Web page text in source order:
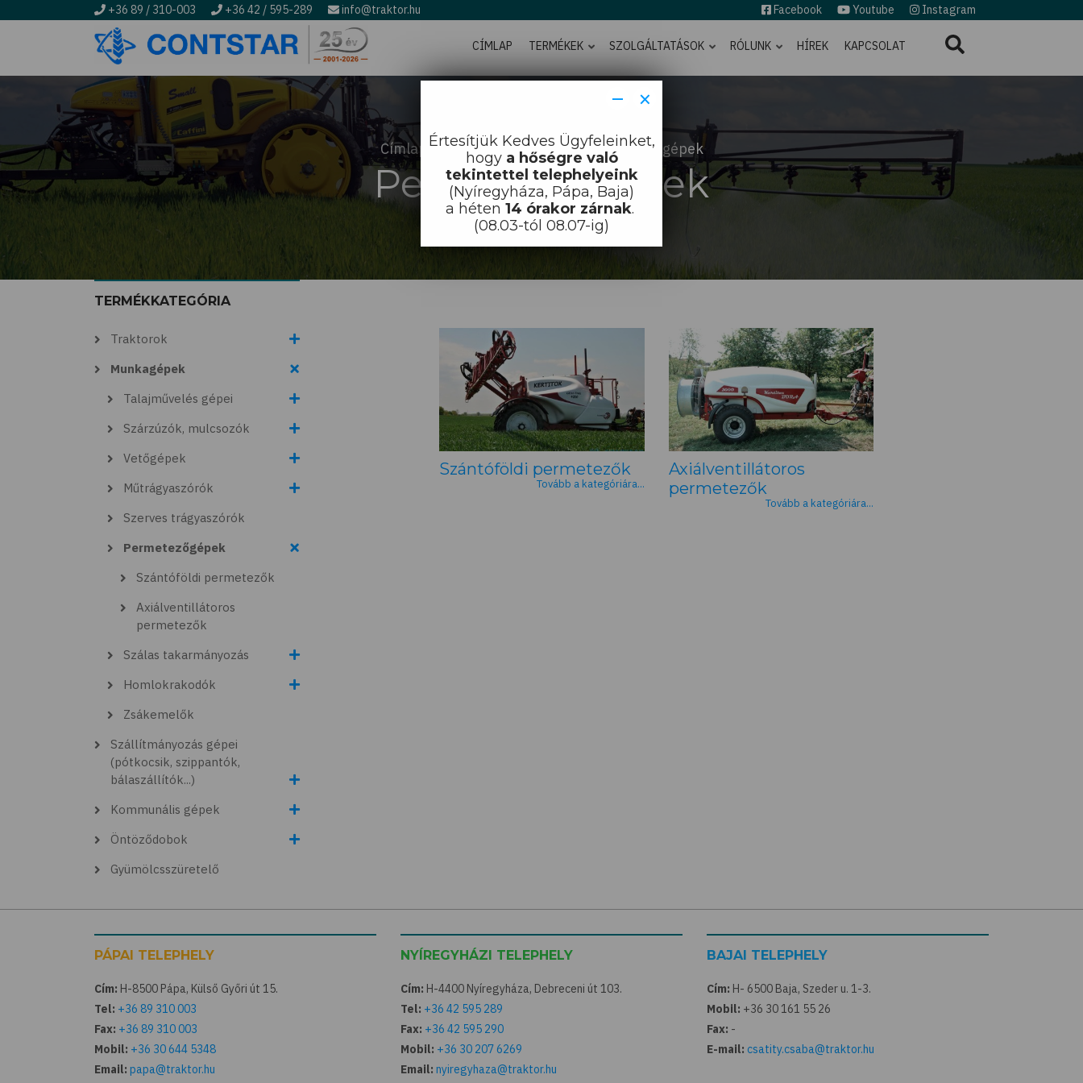
+36 89 / 310-003 +36 42 / 595-289 info@traktor.hu Facebook Youtube Instagram
CÍMLAP TERMÉKEK SZOLGÁLTATÁSOK RÓLUNK HÍREK KAPCSOLAT
Morzsa
Címlap Munkagépek Permetezőgépek
Permetezőgépek
TERMÉKKATEGÓRIA
Traktorok
Munkagépek
Talajművelés gépei
Szárzúzók, mulcsozók
Vetőgépek
Műtrágyaszórók
Szerves trágyaszórók
Permetezőgépek
Szántóföldi permetezők
Axiálventillátoros
permetezők
Szálas takarmányozás
Homlokrakodók
Zsákemelők
Szállítmányozás gépei
(pótkocsik, szippantók,
bálaszállítók...)
Kommunális gépek
Öntöződobok
Gyümölcsszüretelő
Szántóföldi permetezők
Tovább a kategóriára...
Axiálventillátoros
permetezők
Tovább a kategóriára...
×
−
Értesítjük Kedves Ügyfeleinket,
hogy a hőségre való
tekintettel telephelyeink
(Nyíregyháza, Pápa, Baja)
a héten 14 órakor zárnak.
(08.03-tól 08.07-ig)
PÁPAI TELEPHELY
Cím: H-8500 Pápa, Külső Győri út 15.
Tel: +36 89 310 003
Fax: +36 89 310 003
Mobil: +36 30 644 5348
Email: papa@traktor.hu
NYÍREGYHÁZI TELEPHELY
Cím: H-4400 Nyíregyháza, Debreceni út 103.
Tel: +36 42 595 289
Fax: +36 42 595 290
Mobil: +36 30 207 6269
Email: nyiregyhaza@traktor.hu
BAJAI TELEPHELY
Cím: H- 6500 Baja, Szeder u. 1-3.
Mobil: +36 30 161 55 26
Fax: -
E-mail: csatity.csaba@traktor.hu